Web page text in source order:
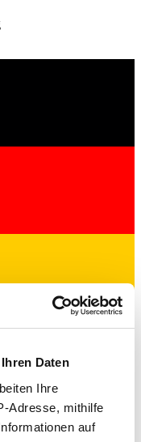
Daten
Ihre
Adresse, mithilfe
auf